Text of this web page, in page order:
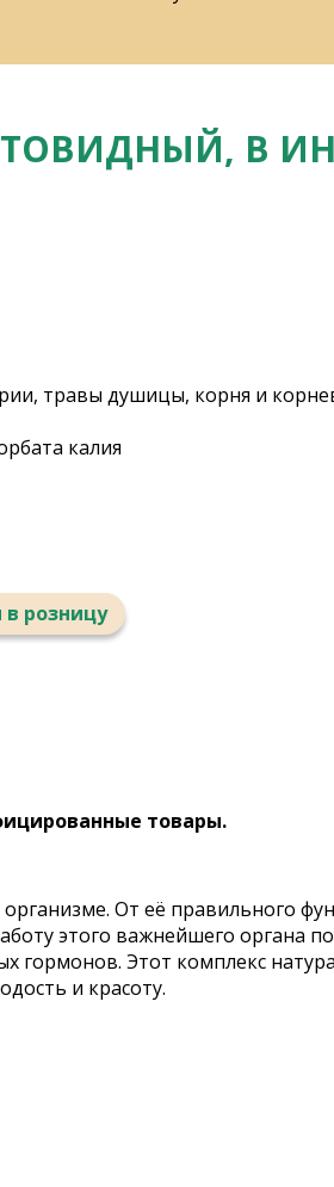
В
травы душицы, корня и
калия
розницу
товары.
От её правильного
этого важнейшего
гормонов. Этот комплекс
и красоту.